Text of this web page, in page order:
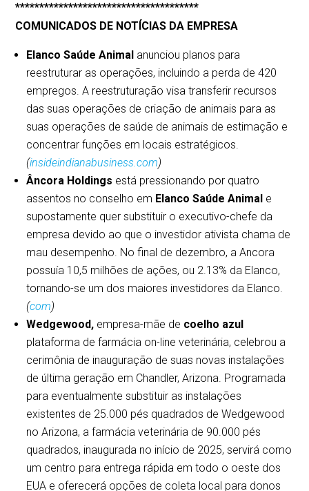
**************************************
COMUNICADOS DE NOTÍCIAS DA EMPRESA
Elanco Saúde Animal anunciou planos para
reestruturar as operações, incluindo a perda de 420
empregos. A reestruturação visa transferir recursos
das suas operações de criação de animais para as
suas operações de saúde de animais de estimação e
concentrar funções em locais estratégicos.
(insideindianabusiness.com)
Âncora Holdings está pressionando por quatro
assentos no conselho em Elanco Saúde Animal e
supostamente quer substituir o executivo-chefe da
empresa devido ao que o investidor ativista chama de
mau desempenho. No final de dezembro, a Ancora
possuía 10,5 milhões de ações, ou 2.13% da Elanco,
tornando-se um dos maiores investidores da Elanco.
(com)
Wedgewood, empresa-mãe de coelho azul
plataforma de farmácia on-line veterinária, celebrou a
cerimônia de inauguração de suas novas instalações
de última geração em Chandler, Arizona. Programada
para eventualmente substituir as instalações
existentes de 25.000 pés quadrados de Wedgewood
no Arizona, a farmácia veterinária de 90.000 pés
quadrados, inaugurada no início de 2025, servirá como
um centro para entrega rápida em todo o oeste dos
EUA e oferecerá opções de coleta local para donos